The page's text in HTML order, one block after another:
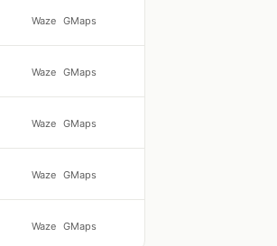
Waze GMaps
Waze GMaps
Waze GMaps
Waze GMaps
Waze GMaps